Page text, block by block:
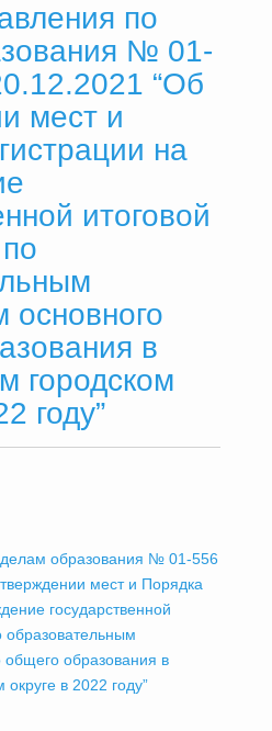
по
№ 01-
“Об
мест и
на
итоговой
основного
в
городском
году”
образования № 01-556
мест и Порядка
государственной
образовательным
образования в
в 2022 году”